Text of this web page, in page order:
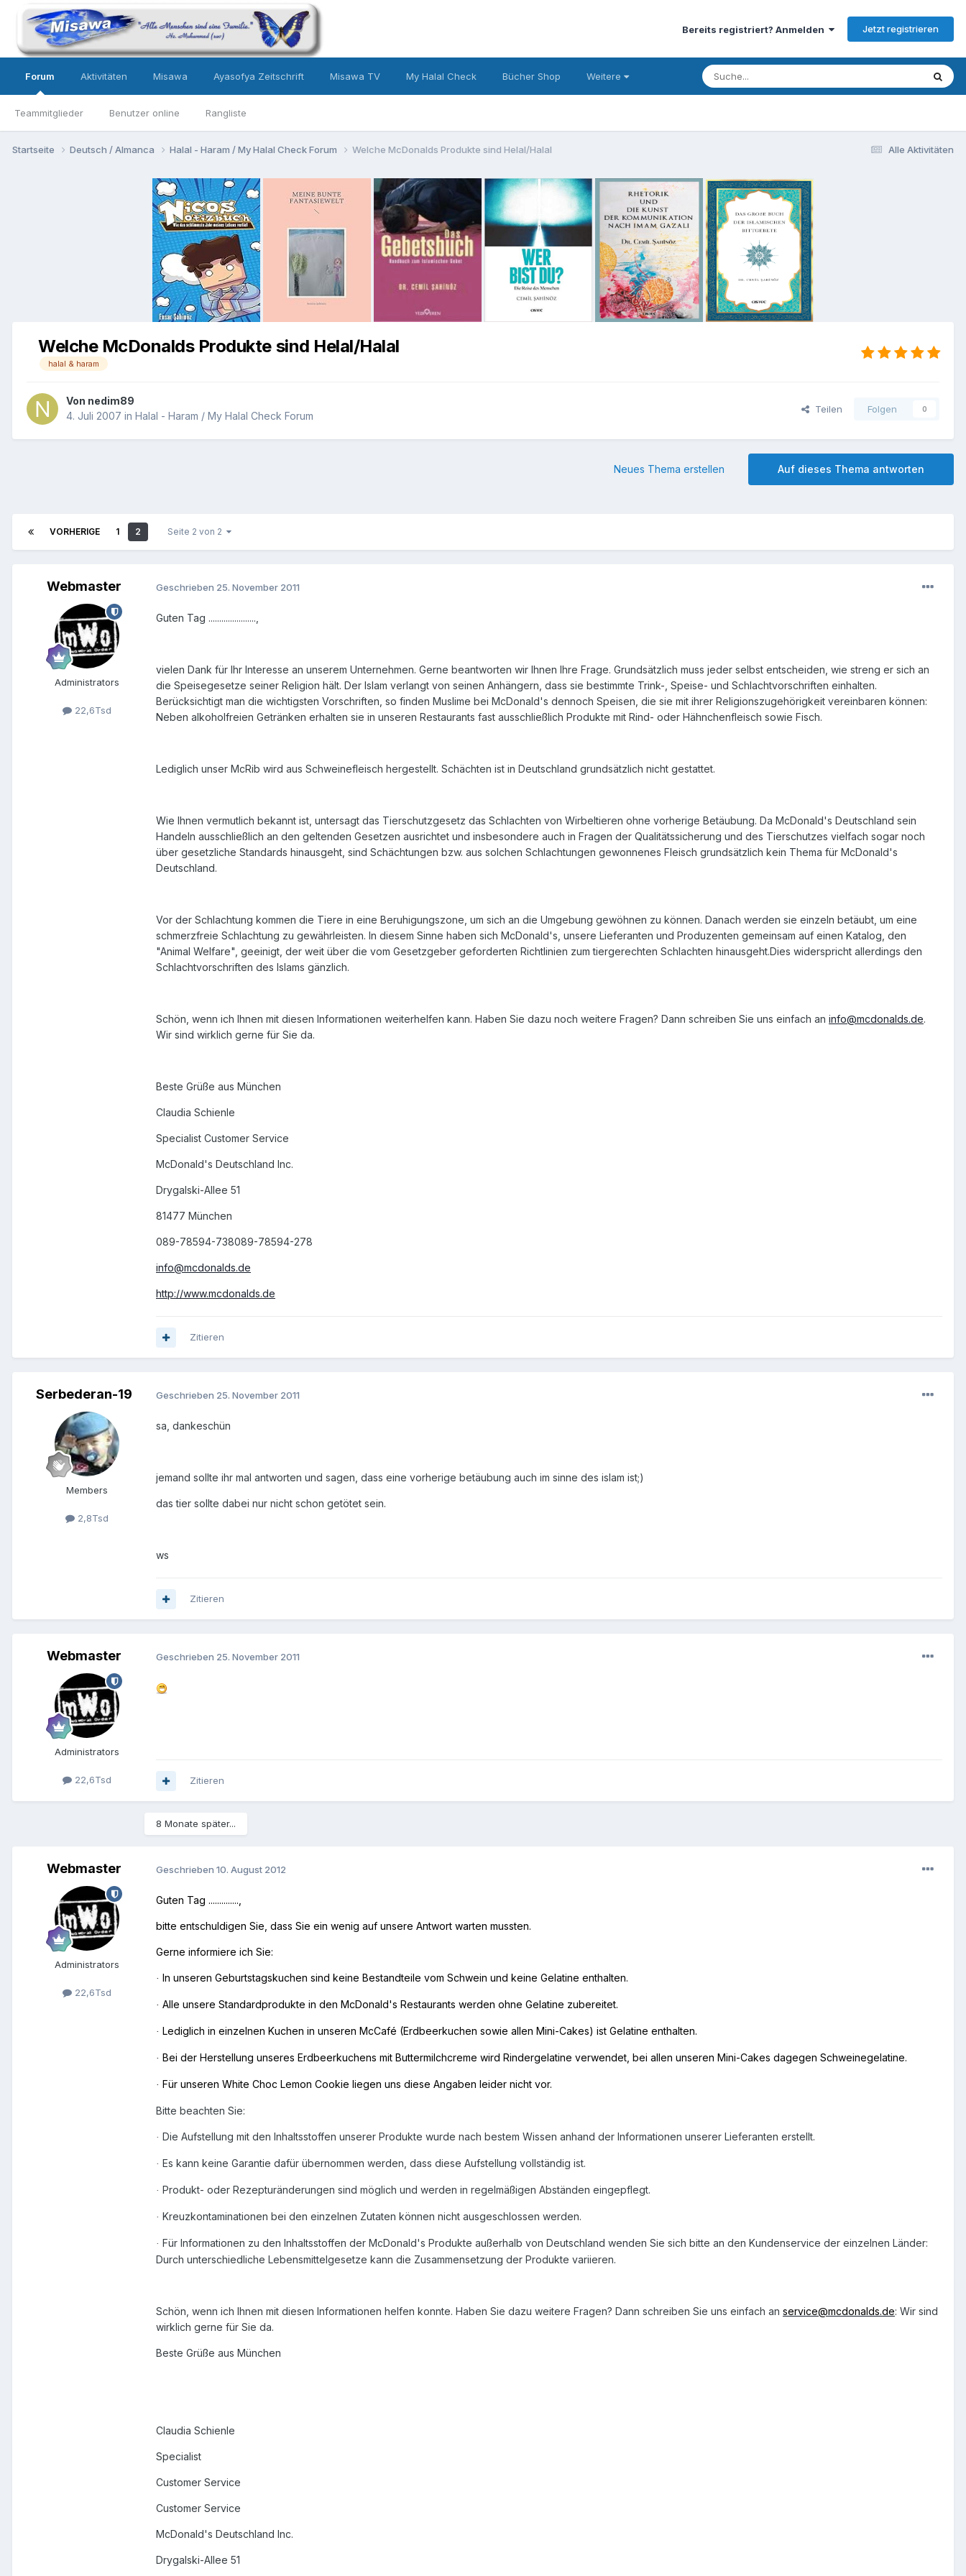
Bereits registriert? Anmelden Jetzt registrieren
Forum
Teammitglieder Benutzer online Rangliste
Aktivitäten Misawa Ayasofya Zeitschrift Misawa TV My Halal Check Bücher Shop Weitere
Alle Aktivitäten
Startseite Deutsch / Almanca Halal - Haram / My Halal Check Forum Welche McDonalds Produkte sind Helal/Halal
Welche McDonalds Produkte sind Helal/Halal
halal & haram
Von nedim89
4. Juli 2007 in Halal - Haram / My Halal Check Forum
Teilen Folgen 0
Auf dieses Thema antworten
Neues Thema erstellen
VORHERIGE 1 2 Seite 2 von 2
Webmaster
Administrators
22,6Tsd
Geschrieben 25. November 2011
Guten Tag ......................,
vielen Dank für Ihr Interesse an unserem Unternehmen. Gerne beantworten wir Ihnen Ihre Frage. Grundsätzlich muss jeder selbst entscheiden, wie streng er sich an
die Speisegesetze seiner Religion hält. Der Islam verlangt von seinen Anhängern, dass sie bestimmte Trink-, Speise- und Schlachtvorschriften einhalten.
Berücksichtigt man die wichtigsten Vorschriften, so finden Muslime bei McDonald's dennoch Speisen, die sie mit ihrer Religionszugehörigkeit vereinbaren können:
Neben alkoholfreien Getränken erhalten sie in unseren Restaurants fast ausschließlich Produkte mit Rind- oder Hähnchenfleisch sowie Fisch.
Lediglich unser McRib wird aus Schweinefleisch hergestellt. Schächten ist in Deutschland grundsätzlich nicht gestattet.
Wie Ihnen vermutlich bekannt ist, untersagt das Tierschutzgesetz das Schlachten von Wirbeltieren ohne vorherige Betäubung. Da McDonald's Deutschland sein
Handeln ausschließlich an den geltenden Gesetzen ausrichtet und insbesondere auch in Fragen der Qualitätssicherung und des Tierschutzes vielfach sogar noch
über gesetzliche Standards hinausgeht, sind Schächtungen bzw. aus solchen Schlachtungen gewonnenes Fleisch grundsätzlich kein Thema für McDonald's
Deutschland.
Vor der Schlachtung kommen die Tiere in eine Beruhigungszone, um sich an die Umgebung gewöhnen zu können. Danach werden sie einzeln betäubt, um eine
schmerzfreie Schlachtung zu gewährleisten. In diesem Sinne haben sich McDonald's, unsere Lieferanten und Produzenten gemeinsam auf einen Katalog, den
"Animal Welfare", geeinigt, der weit über die vom Gesetzgeber geforderten Richtlinien zum tiergerechten Schlachten hinausgeht.Dies widerspricht allerdings den
Schlachtvorschriften des Islams gänzlich.
Schön, wenn ich Ihnen mit diesen Informationen weiterhelfen kann. Haben Sie dazu noch weitere Fragen? Dann schreiben Sie uns einfach an info@mcdonalds.de.
Wir sind wirklich gerne für Sie da.
Beste Grüße aus München
Claudia Schienle
Specialist Customer Service
McDonald's Deutschland Inc.
Drygalski-Allee 51
81477 München
089-78594-738089-78594-278
info@mcdonalds.de
http://www.mcdonalds.de
Zitieren
Serbederan-19
Members
2,8Tsd
Geschrieben 25. November 2011
sa, dankeschün
jemand sollte ihr mal antworten und sagen, dass eine vorherige betäubung auch im sinne des islam ist;)
das tier sollte dabei nur nicht schon getötet sein.
ws
Zitieren
Webmaster
Administrators
22,6Tsd
Geschrieben 25. November 2011
Zitieren
8 Monate später...
Webmaster
Administrators
22,6Tsd
Geschrieben 10. August 2012
Guten Tag ..............,
bitte entschuldigen Sie, dass Sie ein wenig auf unsere Antwort warten mussten.
Gerne informiere ich Sie:
· In unseren Geburtstagskuchen sind keine Bestandteile vom Schwein und keine Gelatine enthalten.
· Alle unsere Standardprodukte in den McDonald's Restaurants werden ohne Gelatine zubereitet.
· Lediglich in einzelnen Kuchen in unseren McCafé (Erdbeerkuchen sowie allen Mini-Cakes) ist Gelatine enthalten.
· Bei der Herstellung unseres Erdbeerkuchens mit Buttermilchcreme wird Rindergelatine verwendet, bei allen unseren Mini-Cakes dagegen Schweinegelatine.
· Für unseren White Choc Lemon Cookie liegen uns diese Angaben leider nicht vor.
Bitte beachten Sie:
· Die Aufstellung mit den Inhaltsstoffen unserer Produkte wurde nach bestem Wissen anhand der Informationen unserer Lieferanten erstellt.
· Es kann keine Garantie dafür übernommen werden, dass diese Aufstellung vollständig ist.
· Produkt- oder Rezepturänderungen sind möglich und werden in regelmäßigen Abständen eingepflegt.
· Kreuzkontaminationen bei den einzelnen Zutaten können nicht ausgeschlossen werden.
· Für Informationen zu den Inhaltsstoffen der McDonald's Produkte außerhalb von Deutschland wenden Sie sich bitte an den Kundenservice der einzelnen Länder:
Durch unterschiedliche Lebensmittelgesetze kann die Zusammensetzung der Produkte variieren.
Schön, wenn ich Ihnen mit diesen Informationen helfen konnte. Haben Sie dazu weitere Fragen? Dann schreiben Sie uns einfach an service@mcdonalds.de: Wir sind
wirklich gerne für Sie da.
Beste Grüße aus München
Claudia Schienle
Specialist
Customer Service
Customer Service
McDonald's Deutschland Inc.
Drygalski-Allee 51